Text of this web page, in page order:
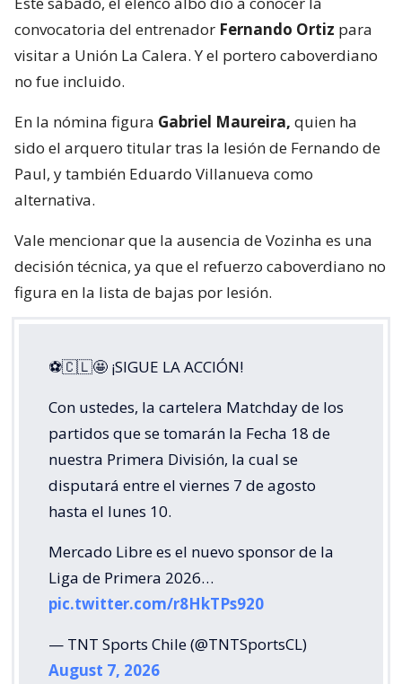
convocatoria del entrenador Fernando Ortiz para
visitar a Unión La Calera. Y el portero caboverdiano
no fue incluido.
En la nómina figura Gabriel Maureira, quien ha
sido el arquero titular tras la lesión de Fernando de
Paul, y también Eduardo Villanueva como
alternativa.
Vale mencionar que la ausencia de Vozinha es una
decisión técnica, ya que el refuerzo caboverdiano no
figura en la lista de bajas por lesión.
⚽🇨🇱🤩 ¡SIGUE LA ACCIÓN!
Con ustedes, la cartelera Matchday de los
partidos que se tomarán la Fecha 18 de
nuestra Primera División, la cual se
disputará entre el viernes 7 de agosto
hasta el lunes 10.
Mercado Libre es el nuevo sponsor de la
Liga de Primera 2026…
pic.twitter.com/r8HkTPs920
— TNT Sports Chile (@TNTSportsCL)
August 7, 2026